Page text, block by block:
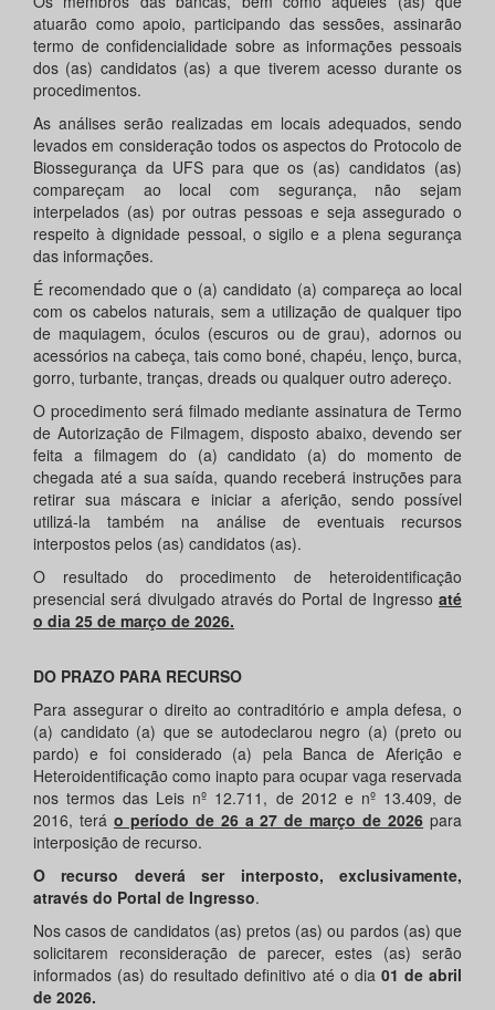
atuarão como apoio, participando das sessões, assinarão
termo de confidencialidade sobre as informações pessoais
dos (as) candidatos (as) a que tiverem acesso durante os
procedimentos.
As análises serão realizadas em locais adequados, sendo
levados em consideração todos os aspectos do Protocolo de
Biossegurança da UFS para que os (as) candidatos (as)
compareçam ao local com segurança, não sejam
interpelados (as) por outras pessoas e seja assegurado o
respeito à dignidade pessoal, o sigilo e a plena segurança
das informações.
É recomendado que o (a) candidato (a) compareça ao local
com os cabelos naturais, sem a utilização de qualquer tipo
de maquiagem, óculos (escuros ou de grau), adornos ou
acessórios na cabeça, tais como boné, chapéu, lenço, burca,
gorro, turbante, tranças, dreads ou qualquer outro adereço.
O procedimento será filmado mediante assinatura de Termo
de Autorização de Filmagem, disposto abaixo, devendo ser
feita a filmagem do (a) candidato (a) do momento de
chegada até a sua saída, quando receberá instruções para
retirar sua máscara e iniciar a aferição, sendo possível
utilizá-la também na análise de eventuais recursos
interpostos pelos (as) candidatos (as).
O resultado do procedimento de heteroidentificação
presencial será divulgado através do Portal de Ingresso até
o dia 25 de março de 2026.
DO PRAZO PARA RECURSO
Para assegurar o direito ao contraditório e ampla defesa, o
(a) candidato (a) que se autodeclarou negro (a) (preto ou
pardo) e foi considerado (a) pela Banca de Aferição e
Heteroidentificação como inapto para ocupar vaga reservada
nos termos das Leis nº 12.711, de 2012 e nº 13.409, de
2016, terá o período de 26 a 27 de março de 2026 para
interposição de recurso.
O recurso deverá ser interposto, exclusivamente,
através do Portal de Ingresso.
Nos casos de candidatos (as) pretos (as) ou pardos (as) que
solicitarem reconsideração de parecer, estes (as) serão
informados (as) do resultado definitivo até o dia 01 de abril
de 2026.